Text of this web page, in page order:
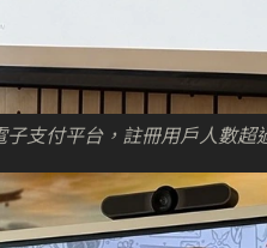
支付平台，註冊用戶人數超